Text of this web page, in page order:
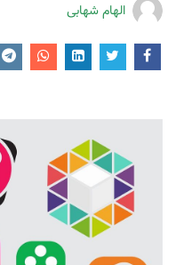
الهام شهابی